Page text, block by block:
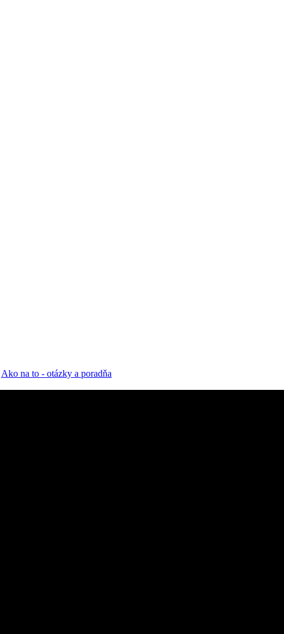
Ako na to - otázky a poradňa